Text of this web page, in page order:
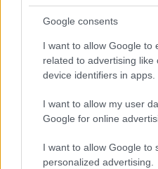
Google consents
I want to allow Google to
related to advertising like
device identifiers in apps.
I want to allow my user
Google for online
I want to allow Google to
personalized advertising.
Kecskemét
Péter (galériával)
Magyar Péter körülbelül 3-4
beszédet Kecskemét főterén
Balla Szilárd